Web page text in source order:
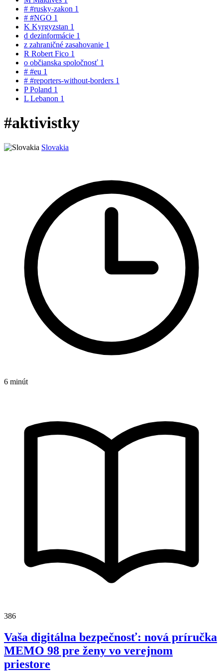
# #rusky-zakon 1
# #NGO 1
K Kyrgyzstan 1
d dezinformácie 1
z zahraničné zasahovanie 1
R Robert Fico 1
o občianska spoločnosť 1
# #eu 1
# #reporters-without-borders 1
PPoland 1
L Lebanon 1
#aktivistky
Slovakia
6 minút
386
Vaša digitálna bezpečnosť: nová príručka
MEMO 98 pre ženy vo verejnom
priestore